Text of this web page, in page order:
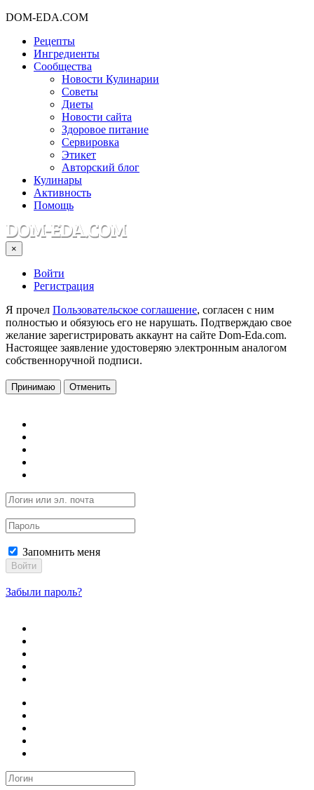
DOM-EDA.COM
Рецепты
Ингредиенты
Сообщества
Новости Кулинарии
Советы
Диеты
Новости сайта
Здоровое питание
Сервировка
Этикет
Авторский блог
Кулинары
Активность
Помощь
×
Войти
Регистрация
Я прочел Пользовательское соглашение, согласен с ним
полностью и обязуюсь его не нарушать. Подтверждаю свое
желание зарегистрировать аккаунт на сайте Dom-Eda.com.
Настоящее заявление удостоверяю электронным аналогом
собственноручной подписи.
Принимаю Отменить
Запомнить меня
Войти
Забыли пароль?